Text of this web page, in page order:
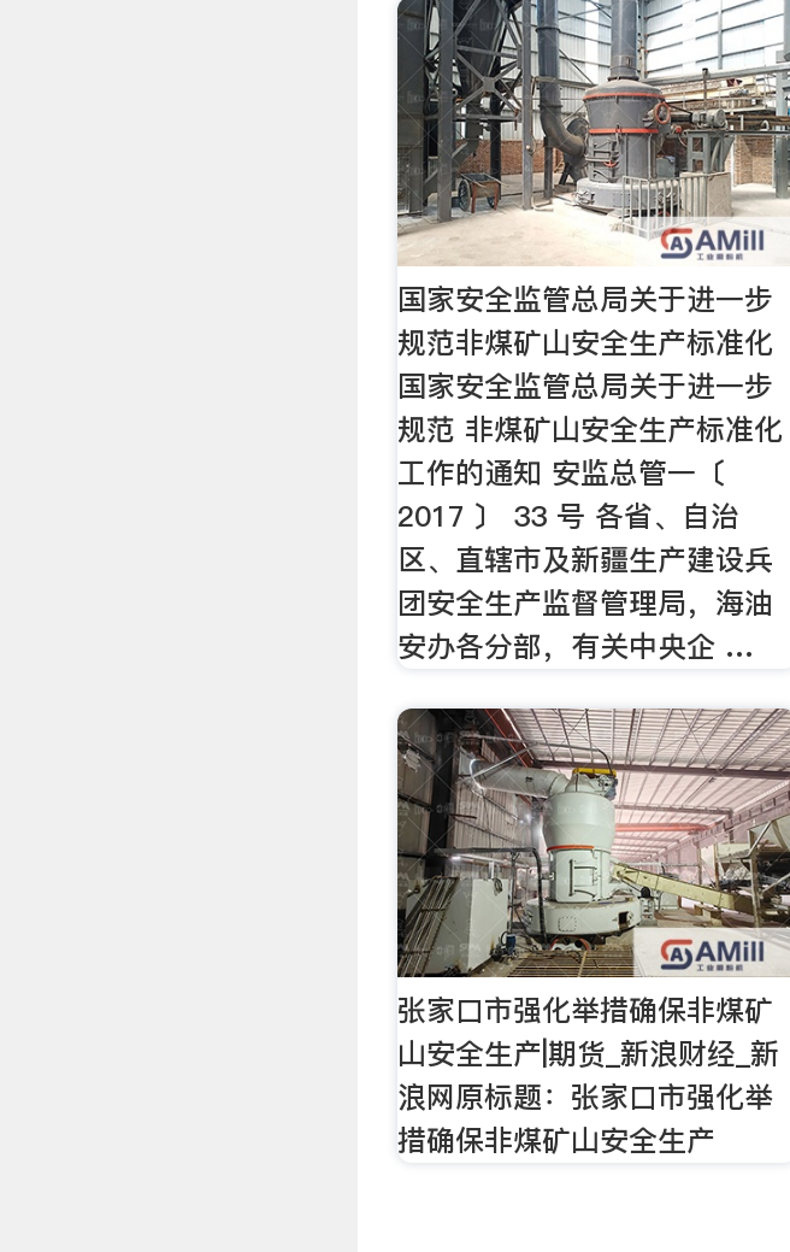
国家安全监管总局关于进一步
规范非煤矿山安全生产标准化
国家安全监管总局关于进一步
规范 非煤矿山安全生产标准化
工作的通知 安监总管一〔
2017 〕 33 号 各省、自治
区、直辖市及新疆生产建设兵
团安全生产监督管理局，海油
安办各分部，有关中央企 …
张家口市强化举措确保非煤矿
山安全生产|期货_新浪财经_新
浪网原标题：张家口市强化举
措确保非煤矿山安全生产